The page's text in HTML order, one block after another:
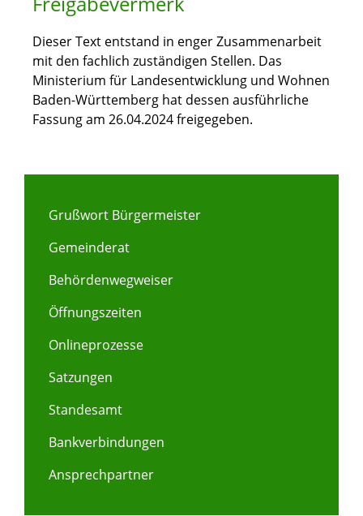
Dieser Text entstand in enger Zusammenarbeit
mit den fachlich zuständigen Stellen. Das
Ministerium für Landesentwicklung und Wohnen
Baden-Württemberg hat dessen ausführliche
Fassung am 26.04.2024 freigegeben.
Grußwort Bürgermeister
Gemeinderat
Behördenwegweiser
Öffnungszeiten
Onlineprozesse
Satzungen
Standesamt
Bankverbindungen
Ansprechpartner